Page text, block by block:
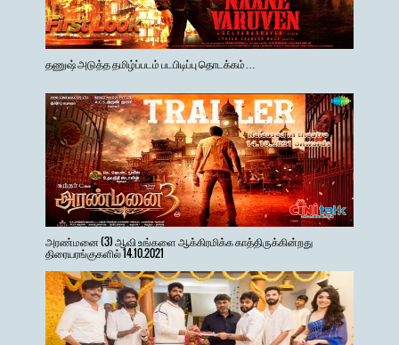
தணுஷ் அடுத்த தமிழ்ப்படம் படபிடிப்பு தொடக்கம்…
அரண்மனை (3) ஆவி உங்களை ஆக்கிரமிக்க காத்திருக்கின்றது
திரையரங்குகளில் 14.10.2021